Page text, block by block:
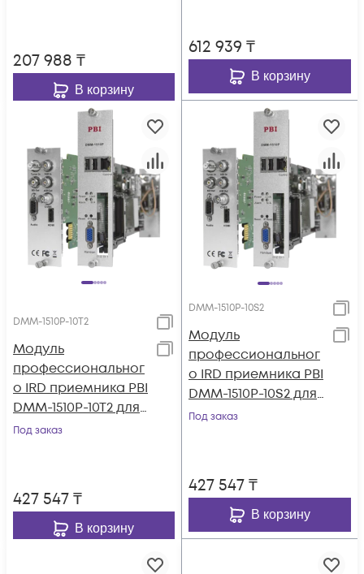
207 988 ₸
В корзину
612 939 ₸
В корзину
DMM-1510P-10T2
Модуль
профессиональног
о IRD приемника PBI
DMM-1510P-10T2 для
цифровой ГС PBI
Под заказ
427 547₸
В корзину
DMM-1510P-10S2
Модуль
профессиональног
о IRD приемника PBI
DMM-1510P-10S2 для
цифровой ГС PBI
Под заказ
427 547₸
В корзину